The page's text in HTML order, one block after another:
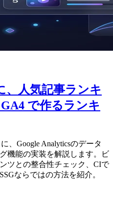
、人気記事ランキ
で作るランキ
、Google Analyticsのデータ
機能の実装を解説します。ビ
ツとの整合性チェック、CIで
ならではの方法を紹介。